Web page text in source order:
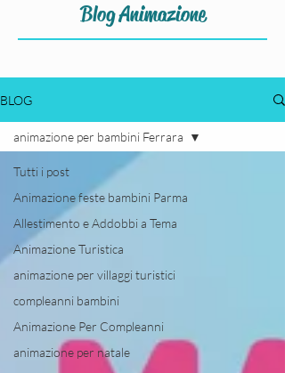
Blog Animazione
BLOG
Tutti i post
Animazione feste bambini Parma
Allestimento e Addobbi a Tema
Animazione Turistica
animazione per villaggi turistici
compleanni bambini
Animazione Per Compleanni
animazione per natale
animazione per bambini Ferrara